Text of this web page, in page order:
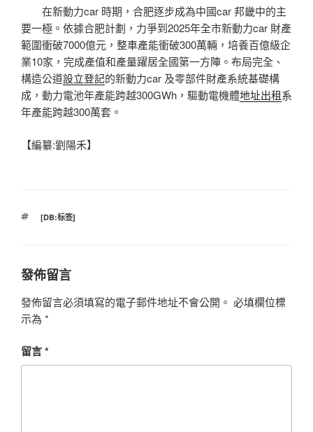
在新動力car 時期，合肥逐步成為中國car 邦畿中的主
要一極。依據合肥計劃，力爭到2025年全市新動力car 財產
範圍衝破7000億元，整車產能衝破300萬輛，培養百億級企
業10家，完成產值和產量躍居全國第一方陣。布局完全、
構造公道設立登記的新動力car 及零部件財產系統基礎構
成，動力電池年產能跨越300GWh，驅動電機體地址出租系
年產能跨越300萬套。
【編纂:劉陽禾】
標
[DB:标签]
發佈留言
發佈留言必須填寫的電子郵件地址不會公開。 必填欄位標
示為 *
留言*